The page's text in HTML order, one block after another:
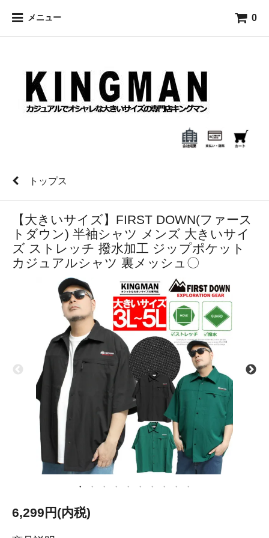
メニュー 0
トップス
【大きいサイズ】FIRST DOWN(ファース
トダウン) 半袖シャツ メンズ 大きいサイ
ズ ストレッチ 撥水加工 ジップポケット
カジュアルシャツ 裏メッシュ〇
6,299円(内税)